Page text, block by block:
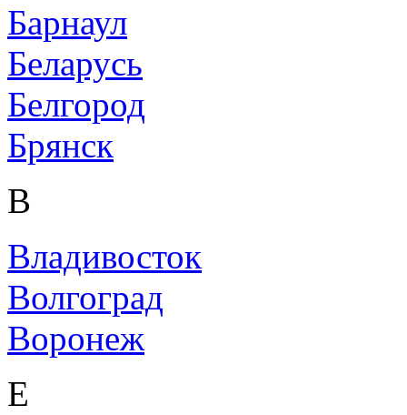
Барнаул
Беларусь
Белгород
Брянск
В
Владивосток
Волгоград
Воронеж
Е